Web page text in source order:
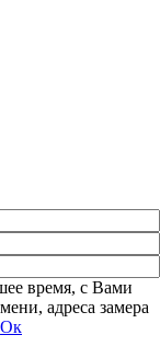
время, с Вами
адреса замера
Ок